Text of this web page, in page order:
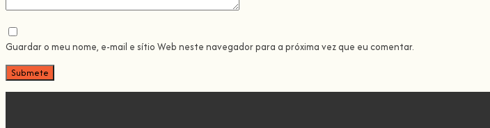
Guardar o meu nome, e-mail e sítio Web neste navegador para a próxima vez que eu comentar.